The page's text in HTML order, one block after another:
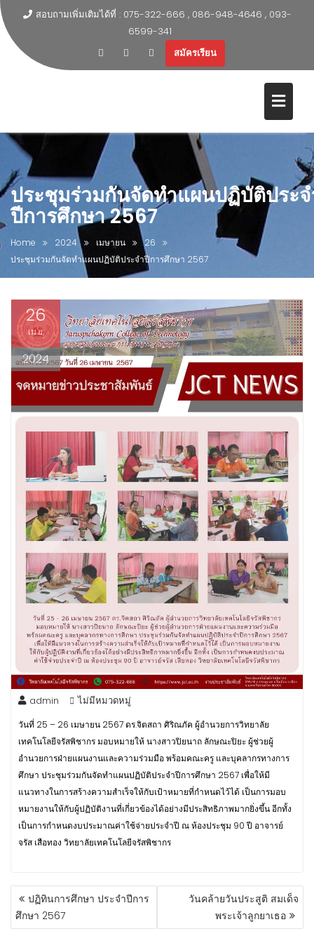
สอบถามเพิ่มเติมได้ที่ : 075-322-666 , 086-948-4646 , 093-
6599-341
สมัครเรียน
ประชุมร่วมกันจัดทำแผนปฏิบัติประ
ปีการศึกษา 2567
Home 2024 เมษายน
26
ประชุมร่วมกันจัดทำแผนปฏิบัติประจำปีการศึกษา 2567
26
เม.ย.
2024
admin ไม่มีหมวดหมู่
วันที่ 25 – 26 เมษายน 2567 ดร.จิตสถา ศิริณภัค ผู้อำนวยการวิทยาลัย
เทคโนโลยีจรัสพิชากร มอบหมายให้ นางสาวปิยนาถ ลักษณะปิยะ ผู้ช่วยผู้
อำนวยการฝ่ายแผนงานและความร่วมมือ พร้อมคณะครู และบุคลากรทางการ
ศึกษา ประชุมร่วมกันจัดทำแผนปฏิบัติประจำปีการศึกษา 2567 เพื่อให้มี
แนวทางในการสร้างความสำเร็จให้กับเป้าหมายที่กำหนดไว้ได้ เป็นการมอบ
หมายงานให้กับผู้ปฏิบัติงานที่เกี่ยวข้องได้อย่างมีประสิทธิภาพมากยิ่งขึ้น อีกทั้ง
เป็นการกำหนดงบประมาณค่าใช้จ่ายประจำปี ณ ห้องประชุม 90 ปี อาจารย์
จรัส เสือทอง วิทยาลัยเทคโนโลยีจรัสพิชากร
ปฏิทินการศึกษา ประจำปีการ
ศึกษา 2567
วันคล้ายวันประสูติ สมเด็จ
พระเจ้าลูกยาเธอ